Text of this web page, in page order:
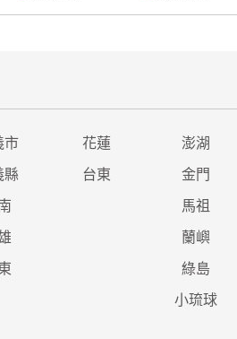
市 花蓮 澎湖
縣 台東 金門
馬祖
蘭嶼
綠島
小琉球